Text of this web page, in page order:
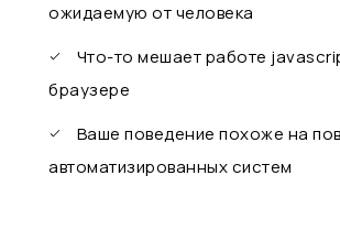
ожидаемую от человека
Что-то мешает работе
браузере
Ваше поведение похоже на
автоматизированных систем